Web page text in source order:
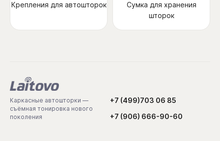
Крепления для автошторок
Сумка для хранения
шторок
Каркасные автошторки —
съёмная тонировка нового
поколения
+7 (499)703 06 85
+7 (906) 666-90-60